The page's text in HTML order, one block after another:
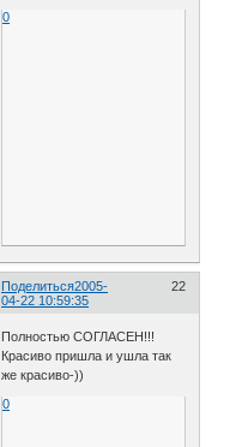
0
Поделиться 22
2005-
04-22 10:59:35
Полностью СОГЛАСЕН!!!
Красиво пришла и ушла так
же красиво-))
0